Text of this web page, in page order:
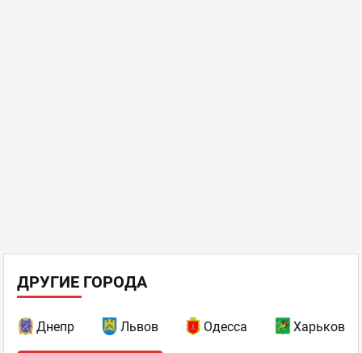
ДРУГИЕ ГОРОДА
Днепр Львов Одесса Харьков